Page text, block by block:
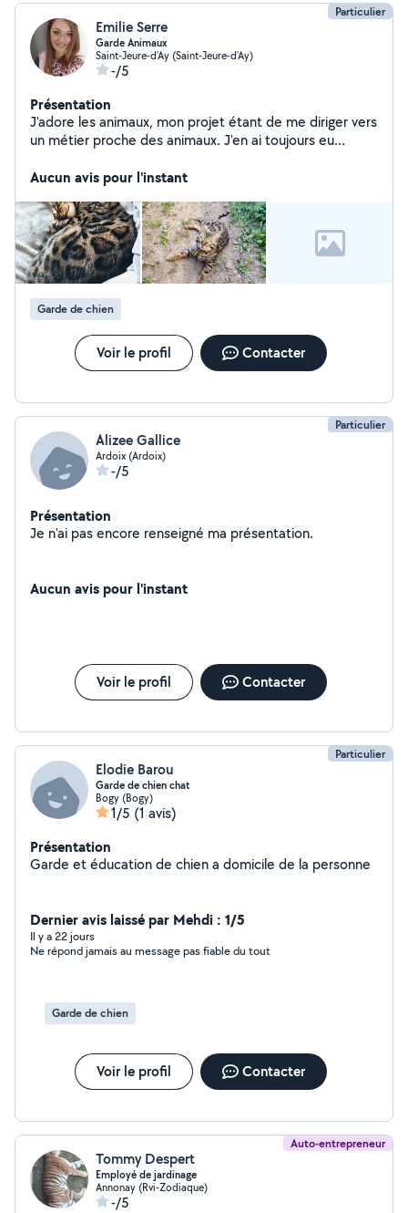
Particulier
Emilie Serre
Garde Animaux
Saint-Jeure-d'Ay (Saint-Jeure-d'Ay)
-/5
Présentation
J'adore les animaux, mon projet étant de me diriger vers
un métier proche des animaux. J'en ai toujours eu
hamsters etc...). J'ai actuellement un Chat du Bengal. Je
vacances (à votre domicile dans l'idéal) les balader,
jouer avec eux, changer la litière, aller les nourrir etc
tout ce qui concerne le bien être animal m'affecte
particulièrement. N'hésitez pas à me contacter si vous
avez un besoin spécifique pour vos êtres poilus.
Aucun avis pour l'instant
Garde de chien
Voir le profil Contacter
Particulier
Alizee Gallice
Ardoix (Ardoix)
-/5
Présentation
Je n'ai pas encore renseigné ma présentation.
Aucun avis pour l'instant
Voir le profil Contacter
Particulier
Elodie Barou
Garde de chien chat
Bogy (Bogy)
1/5 (1 avis)
Présentation
Garde et éducation de chien a domicile de la personne
Dernier avis laissé par Mehdi : 1/5
Il y a 22 jours
Ne répond jamais au message pas fiable du tout
Garde de chien
Voir le profil Contacter
Auto-entrepreneur
Tommy Despert
Employé de jardinage
Annonay (Rvi-Zodiaque)
-/5